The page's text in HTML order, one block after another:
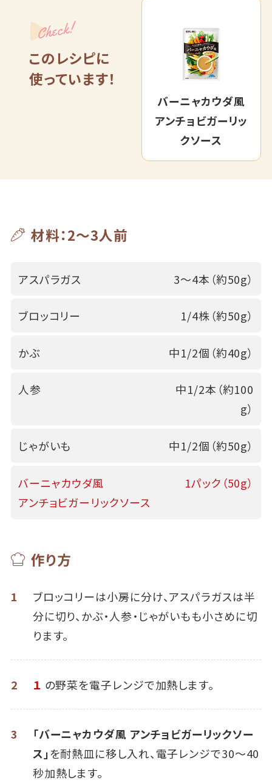
Check!
このレシピに
使っています！
バーニャカウダ風
アンチョビガーリッ
クソース
材料：2～3人前
アスパラガス 3～4本（約50g）
ブロッコリー 1/4株（約50g）
かぶ 中1/2個（約40g）
人参
中1/2本（約100
g）
じゃがいも 中1/2個（約50g）
バーニャカウダ風
アンチョビガーリックソース
1パック（50g）
作り方
1
ブロッコリーは小房に分け、アスパラガスは半
分に切り、かぶ・人参・じゃがいもも小さめに切
ります。
2 １ の野菜を電子レンジで加熱します。
3
「バーニャカウダ風 アンチョビガーリックソー
ス」を耐熱皿に移し入れ、電子レンジで30～40
秒加熱します。